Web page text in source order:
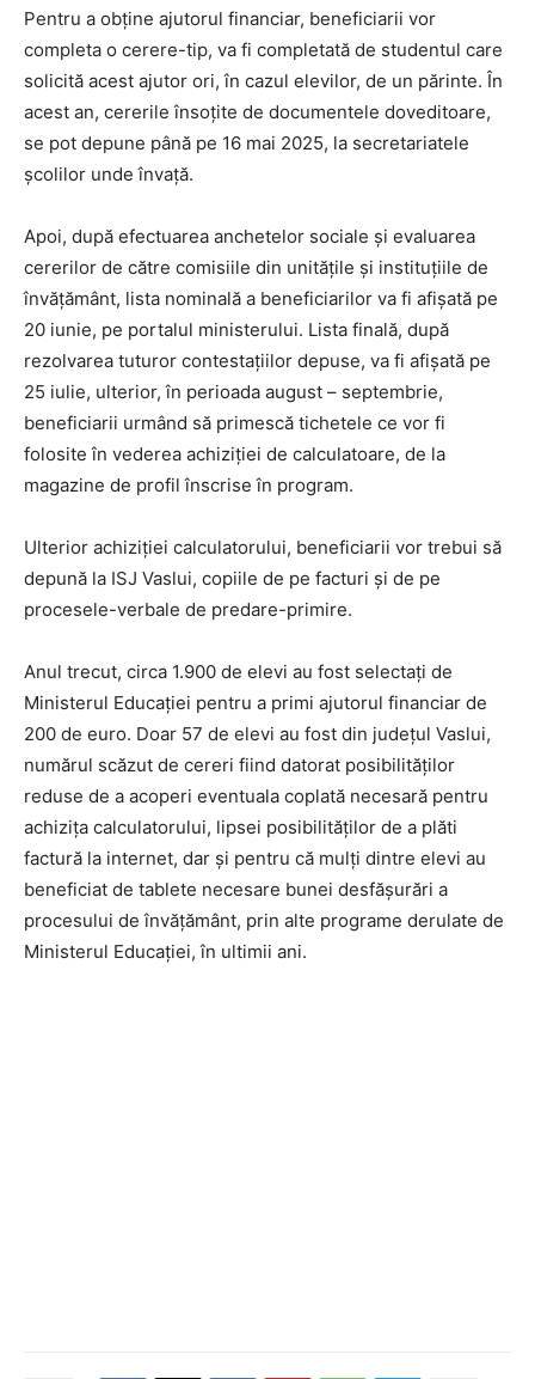
Pentru a obține ajutorul financiar, beneficiarii vor
completa o cerere-tip, va fi completată de studentul care
solicită acest ajutor ori, în cazul elevilor, de un părinte. În
acest an, cererile însoțite de documentele doveditoare,
se pot depune până pe 16 mai 2025, la secretariatele
școlilor unde învață.
Apoi, după efectuarea anchetelor sociale și evaluarea
cererilor de către comisiile din unitățile și instituțiile de
învățământ, lista nominală a beneficiarilor va fi afișată pe
20 iunie, pe portalul ministerului. Lista finală, după
rezolvarea tuturor contestațiilor depuse, va fi afișată pe
25 iulie, ulterior, în perioada august – septembrie,
beneficiarii urmând să primescă tichetele ce vor fi
folosite în vederea achiziției de calculatoare, de la
magazine de profil înscrise în program.
Ulterior achiziției calculatorului, beneficiarii vor trebui să
depună la ISJ Vaslui, copiile de pe facturi și de pe
procesele-verbale de predare-primire.
Anul trecut, circa 1.900 de elevi au fost selectați de
Ministerul Educației pentru a primi ajutorul financiar de
200 de euro. Doar 57 de elevi au fost din județul Vaslui,
numărul scăzut de cereri fiind datorat posibilităților
reduse de a acoperi eventuala coplată necesară pentru
achizița calculatorului, lipsei posibilităților de a plăti
factură la internet, dar și pentru că mulți dintre elevi au
beneficiat de tablete necesare bunei desfășurări a
procesului de învățământ, prin alte programe derulate de
Ministerul Educației, în ultimii ani.